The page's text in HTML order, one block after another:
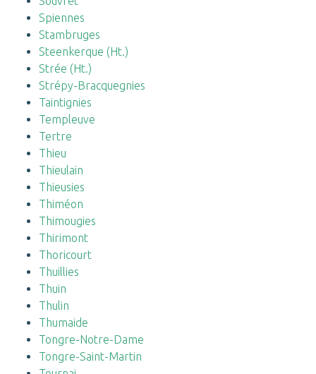
Spiennes
Stambruges
Steenkerque (Ht.)
Strée (Ht.)
Strépy-Bracquegnies
Taintignies
Templeuve
Tertre
Thieu
Thieulain
Thieusies
Thiméon
Thimougies
Thirimont
Thoricourt
Thuillies
Thuin
Thulin
Thumaide
Tongre-Notre-Dame
Tongre-Saint-Martin